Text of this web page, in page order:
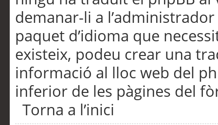
demanar-li a
paquet d’idioma que
existeix, podeu crear una
informació al lloc web del
inferior de les pàgines del
Torna a l’inici